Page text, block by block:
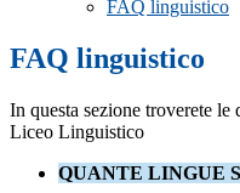
FAQ linguistico
FAQ linguistico
In questa sezione troverete
Liceo Linguistico
QUANTE LINGUE